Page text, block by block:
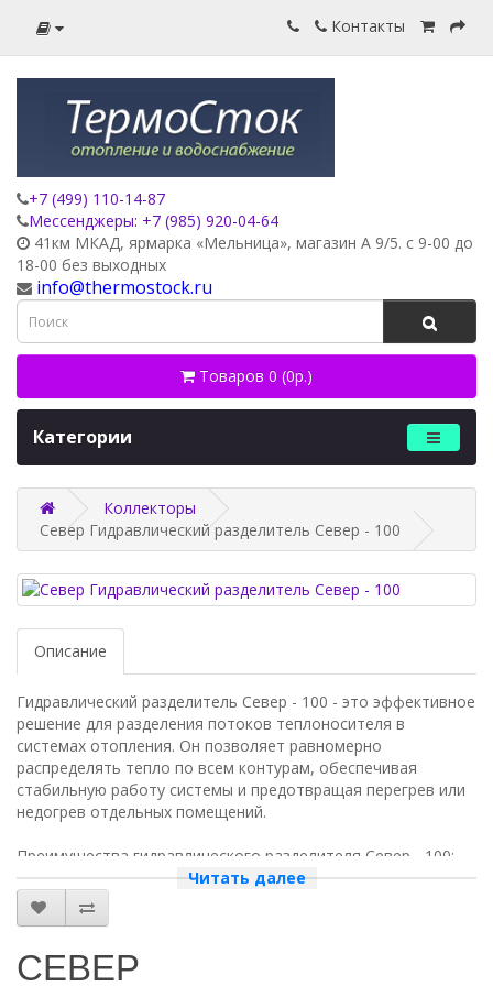
Контакты
+7 (499) 110-14-87
Мессенджеры: +7 (985) 920-04-64
41км МКАД, ярмарка «Мельница», магазин А 9/5. с 9-00 до
18-00 без выходных
info@thermostock.ru
Товаров 0 (0р.)
Категории
Коллекторы
Север Гидравлический разделитель Север - 100
Описание
Гидравлический разделитель Север - 100 - это эффективное
решение для разделения потоков теплоносителя в
системах отопления. Он позволяет равномерно
распределять тепло по всем контурам, обеспечивая
стабильную работу системы и предотвращая перегрев или
недогрев отдельных помещений.
Преимущества гидравлического разделителя Север - 100:
- Высокая пропускная способность, что позволяет
использовать его в системах с большим количеством
- Надежность и долговечность, благодаря использованию
Читать далее
СЕВЕР